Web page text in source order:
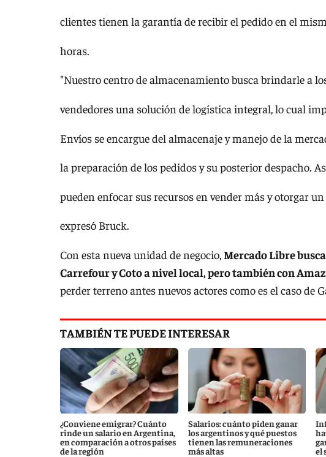
clientes tienen la garantía de recibir el pedido en el
horas.
"Nuestro centro de almacenamiento busca brindarle a
vendedores una solución de logística integral, lo cual
Envíos se encargue del almacenaje y manejo de la
la preparación de los pedidos y su posterior despacho.
pueden enfocar sus recursos en vender más y otorgar
expresó Bruck.
Con esta nueva unidad de negocio,Mercado Libre
Carrefour y Coto a nivel local, pero también con
perder terreno antes nuevos actores como es el caso de
TAMBIÉN TE PUEDE INTERESAR
¿Conviene emigrar? Cuánto
rinde un salario en Argentina,
en comparación a otros países
de la región
Salarios: cuánto piden ganar
los argentinos y qué puestos
tienen las remuneraciones
más altas
el